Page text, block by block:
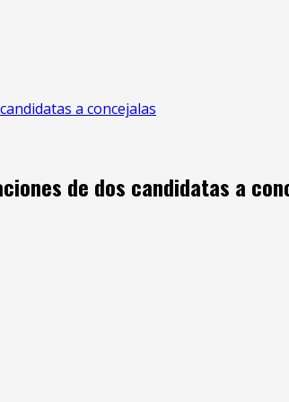
a concejalas
de dos candidatas a